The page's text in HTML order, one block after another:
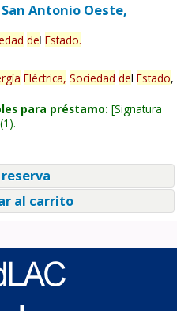
Antonio Oeste,
del Estado.
Eléctrica, Sociedad del Estado,
para préstamo: Signatura
(1).
al carrito